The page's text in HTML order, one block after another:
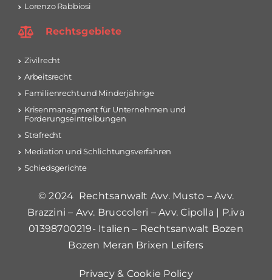
Lorenzo Rabbiosi
Rechtsgebiete
Zivilrecht
Arbeitsrecht
Familienrecht und Minderjährige
Krisenmanagment für Unternehmen und
Forderungseintreibungen
Strafrecht
Mediation und Schlichtungsverfahren
Schiedsgerichte
© 2024 Rechtsanwalt Avv. Musto – Avv.
Brazzini – Avv. Bruccoleri – Avv. Cipolla | P.iva
01398700219- Italien – Rechtsanwalt Bozen
Bozen Meran Brixen Leifers
Privacy & Cookie Policy